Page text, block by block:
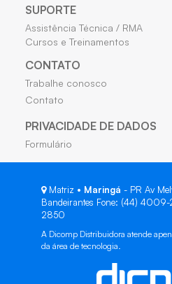
SUPORTE
Assistência Técnica / RMA
Cursos e Treinamentos
CONTATO
Trabalhe conosco
Contato
PRIVACIDADE DE DADOS
Formulário
Matriz • Maringá - PR Av
Bandeirantes Fone: (44)
2850
A Dicomp Distribuidora atende
da área de tecnologia.